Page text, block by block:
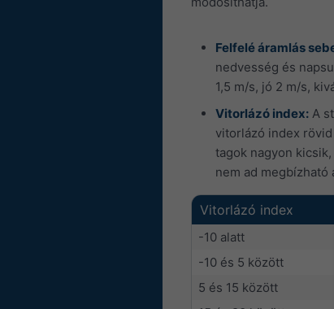
Felfelé áramlás
nedvesség és
1,5 m/s, jó 2 m/s,
Vitorlázó index: A
vitorlázó index
tagok nagyon
nem ad megbízható
Vitorlázó index
-10 alatt
-10 és 5 között
5 és 15 között